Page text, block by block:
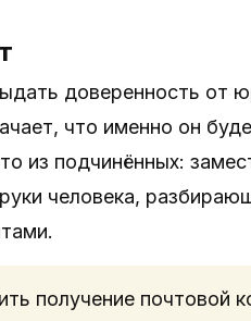
доверенность от
что именно он
из подчинённых:
человека,
получение почтовой